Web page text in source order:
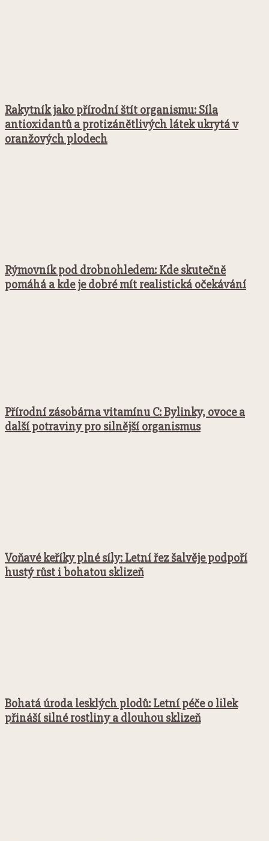
Rakytník jako přírodní štít organismu: Síla
antioxidantů a protizánětlivých látek ukrytá v
oranžových plodech
Rýmovník pod drobnohledem: Kde skutečně
pomáhá a kde je dobré mít realistická očekávání
Přírodní zásobárna vitamínu C: Bylinky, ovoce a
další potraviny pro silnější organismus
Voňavé keříky plné síly: Letní řez šalvěje podpoří
hustý růst i bohatou sklizeň
Bohatá úroda lesklých plodů: Letní péče o lilek
přináší silné rostliny a dlouhou sklizeň